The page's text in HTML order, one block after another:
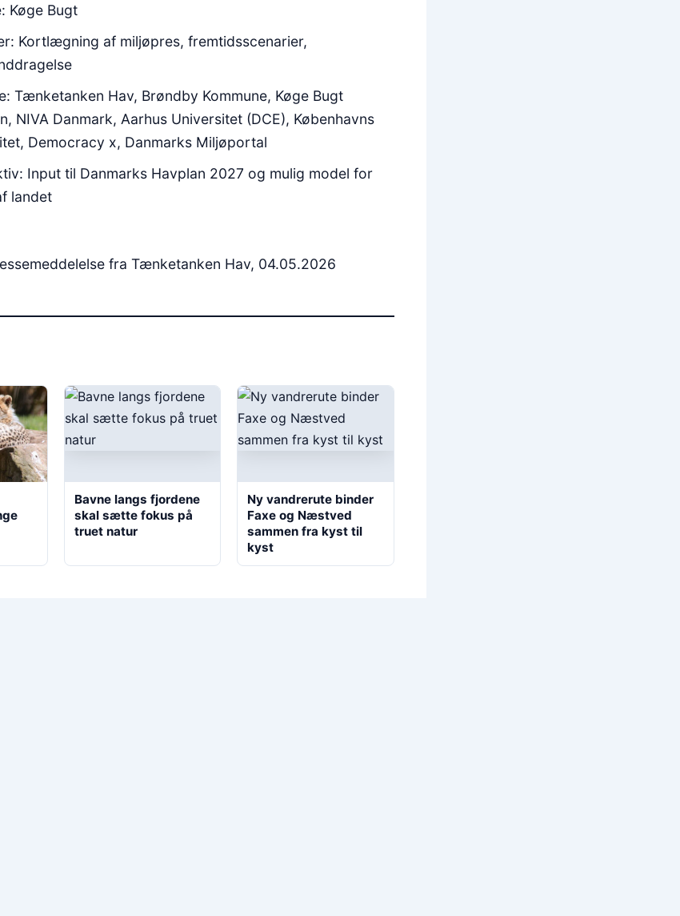
Køge Bugt
Kortlægning af miljøpres, fremtidsscenarier,
Tænketanken Hav, Brøndby Kommune, Køge Bugt
NIVA Danmark, Aarhus Universitet (DCE), Københavns
Democracy x, Danmarks Miljøportal
Input til Danmarks Havplan 2027 og mulig model for
landet
fra Tænketanken Hav, 04.05.2026
Bavne langs fjordene
skal sætte fokus på
truet natur
Ny vandrerute binder
Faxe og Næstved
sammen fra kyst til
kyst